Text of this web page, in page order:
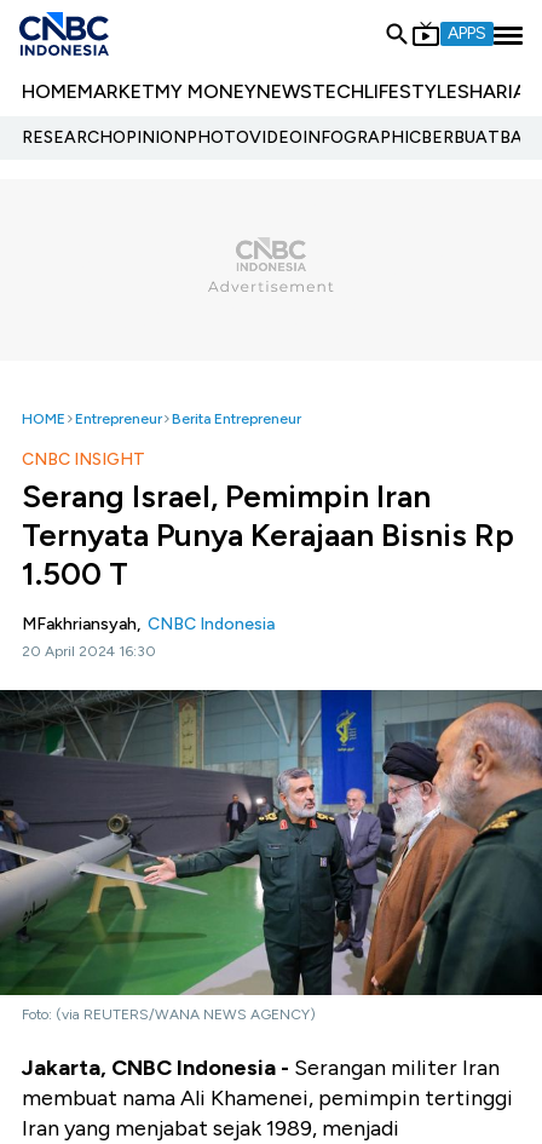
APPS
HOMEMARKETMY MONEYNEWSTECHLIFESTYLESHARIA
RESEARCHOPINIONPHOTOVIDEOINFOGRAPHIC
HOME Entrepreneur Berita Entrepreneur
CNBC INSIGHT
Serang Israel, Pemimpin Iran
Ternyata Punya Kerajaan Bisnis Rp
1.500 T
MFakhriansyah, CNBC Indonesia
20 April 2024 16:30
Foto: (via REUTERS/WANA NEWS AGENCY)
Jakarta, CNBC Indonesia - Serangan militer Iran
membuat nama Ali Khamenei, pemimpin tertinggi
Iran yang menjabat sejak 1989, menjadi